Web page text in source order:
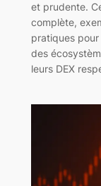
et prudente.
complète,
pratiques
des
leurs DEX